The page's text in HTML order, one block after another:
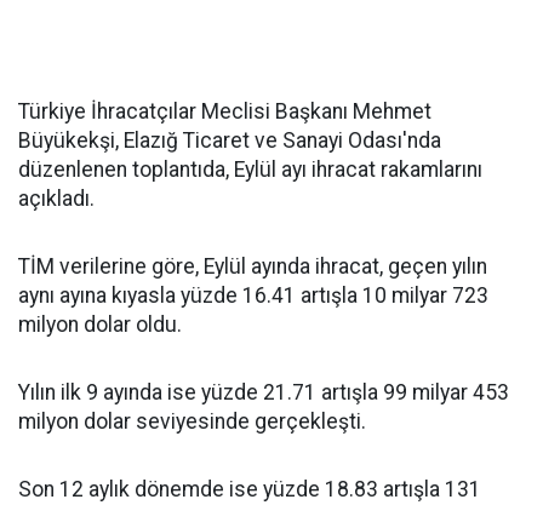
Türkiye İhracatçılar Meclisi Başkanı Mehmet
Büyükekşi, Elazığ Ticaret ve Sanayi Odası'nda
düzenlenen toplantıda, Eylül ayı ihracat rakamlarını
açıkladı.
TİM verilerine göre, Eylül ayında ihracat, geçen yılın
aynı ayına kıyasla yüzde 16.41 artışla 10 milyar 723
milyon dolar oldu.
Yılın ilk 9 ayında ise yüzde 21.71 artışla 99 milyar 453
milyon dolar seviyesinde gerçekleşti.
Son 12 aylık dönemde ise yüzde 18.83 artışla 131